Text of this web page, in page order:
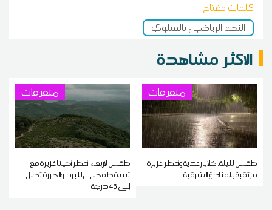
كلمات مفتاح
النجم الرياضي بالمتلوي
الاكثر مشاهدة
متفرقات
طقس الليلة: خلايا رعدية وأمطار غزيرة
مرتقبة بالمناطق الشرقية
متفرقات
طقس الاربعاء: أمطار أحيانا غزيرة مع
تساقط محلي للبرد والحرارة تصل
إلى 46 درجة